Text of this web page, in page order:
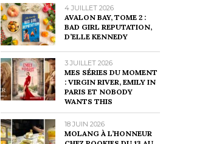
4 JUILLET 2026
AVALON BAY, TOME 2 :
BAD GIRL REPUTATION,
D’ELLE KENNEDY
3 JUILLET 2026
MES SÉRIES DU MOMENT
: VIRGIN RIVER, EMILY IN
PARIS ET NOBODY
WANTS THIS
18 JUIN 2026
MOLANG À L’HONNEUR